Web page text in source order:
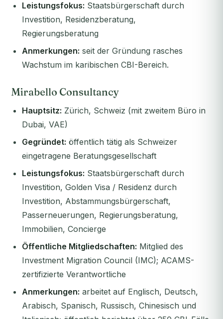
Leistungsfokus: Staatsbürgerschaft durch
Investition, Residenzberatung,
Regierungsberatung
Anmerkungen: seit der Gründung rasches
Wachstum im karibischen CBI-Bereich.
Mirabello Consultancy
Hauptsitz: Zürich, Schweiz (mit zweitem Büro in
Dubai, VAE)
Gegründet: öffentlich tätig als Schweizer
eingetragene Beratungsgesellschaft
Leistungsfokus: Staatsbürgerschaft durch
Investition, Golden Visa / Residenz durch
Investition, Abstammungsbürgerschaft,
Passerneuerungen, Regierungsberatung,
Immobilien, Concierge
Öffentliche Mitgliedschaften: Mitglied des
Investment Migration Council (IMC); ACAMS-
zertifizierte Verantwortliche
Anmerkungen: arbeitet auf Englisch, Deutsch,
Arabisch, Spanisch, Russisch, Chinesisch und